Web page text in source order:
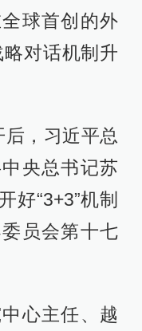
球首创的外
略对话机制升
，习近平总
央总书记苏
好“3+3”机制
员会第十七
心主任、越